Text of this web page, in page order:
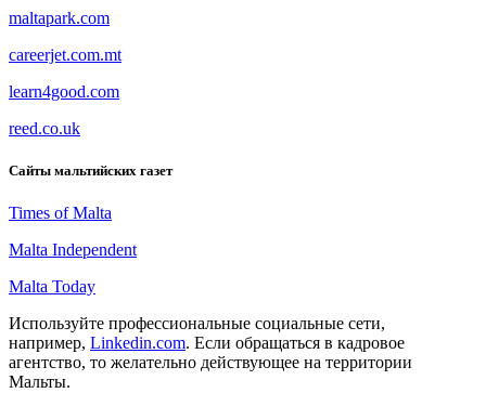
maltapark.com
careerjet.com.mt
learn4good.com
reed.co.uk
Сайты мальтийских газет
Times of Malta
Malta Independent
Malta Today
Используйте профессиональные социальные сети,
например, Linkedin.com. Если обращаться в кадровое
агентство, то желательно действующее на территории
Мальты.